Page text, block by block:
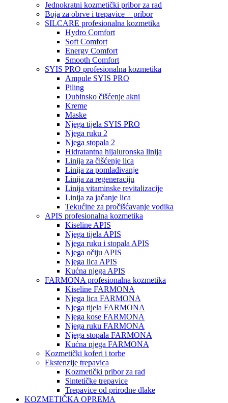
Jednokratni kozmetički pribor za rad
Boja za obrve i trepavice + pribor
SILCARE profesionalna kozmetika
Hydro Comfort
Soft Comfort
Energy Comfort
Smooth Comfort
SYIS PRO profesionalna kozmetika
Ampule SYIS PRO
Piling
Dubinsko čišćenje akni
Kreme
Maske
Njega tijela SYIS PRO
Njega ruku 2
Njega stopala 2
Hidratantna hijaluronska linija
Linija za čišćenje lica
Linija za pomlađivanje
Linija za regeneraciju
Linija vitaminske revitalizacije
Linija za jačanje lica
Tekućine za pročišćavanje vodika
APIS profesionalna kozmetika
Kiseline APIS
Njega tijela APIS
Njega ruku i stopala APIS
Njega očiju APIS
Njega lica APIS
Kućna njega APIS
FARMONA profesionalna kozmetika
Kiseline FARMONA
Njega lica FARMONA
Njega tijela FARMONA
Njega kose FARMONA
Njega ruku FARMONA
Njega stopala FARMONA
Kućna njega FARMONA
Kozmetički koferi i torbe
Ekstenzije trepavica
Kozmetički pribor za rad
Sintetičke trepavice
Trepavice od prirodne dlake
KOZMETIČKA OPREMA